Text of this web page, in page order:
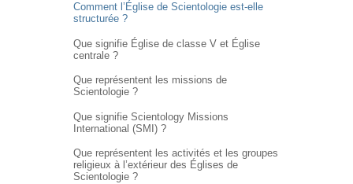
Comment l’Église de Scientologie est-elle
structurée ?
Que signifie Église de classe V et Église
centrale ?
Que représentent les missions de
Scientologie ?
Que signifie Scientology Missions
International (SMI) ?
Que représentent les activités et les groupes
religieux à l’extérieur des Églises de
Scientologie ?